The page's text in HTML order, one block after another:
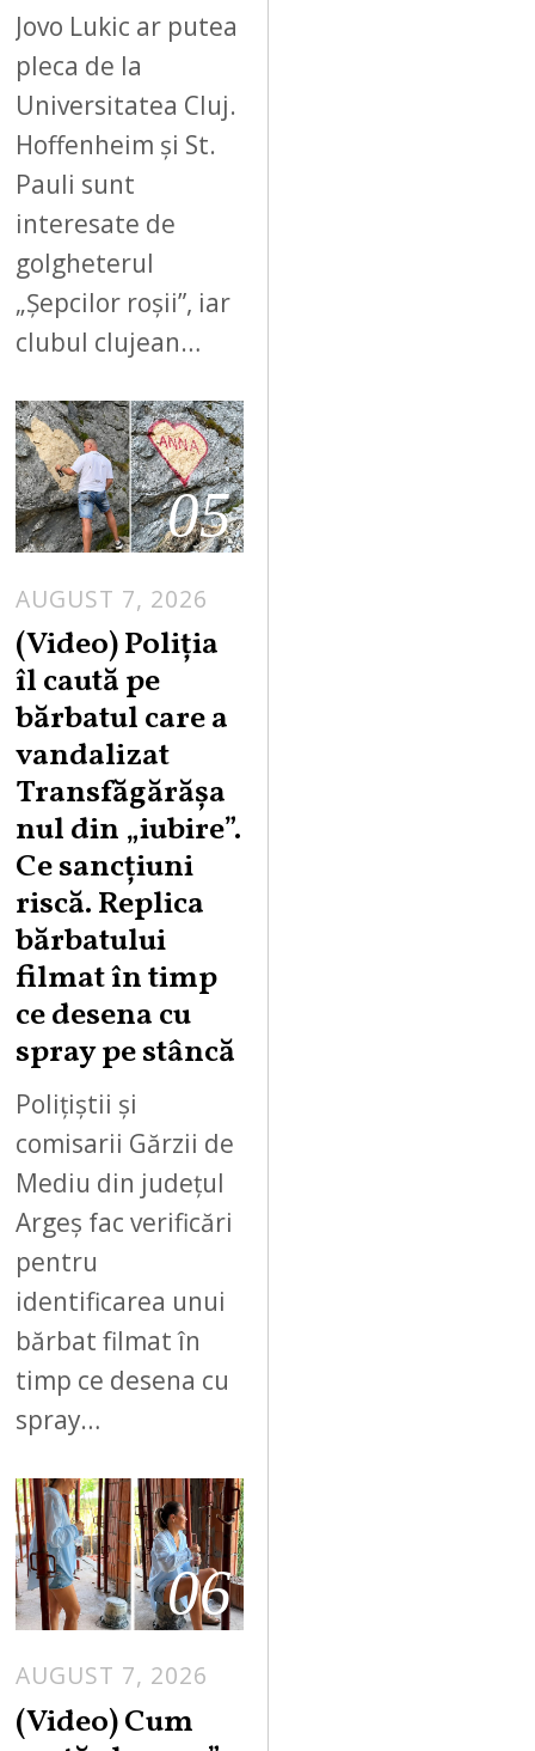
Jovo Lukic ar putea
pleca de la
Universitatea Cluj.
Hoffenheim și St.
Pauli sunt
interesate de
golgheterul
„Șepcilor roșii”, iar
clubul clujean…
05
AUGUST 7, 2026
U
G
S
7
,
(Video) Poliția
îl caută pe
bărbatul care a
vandalizat
Transfăgărășa
nul din „iubire”.
Ce sancțiuni
riscă. Replica
bărbatului
filmat în timp
ce desena cu
spray pe stâncă
Polițiștii și
comisarii Gărzii de
Mediu din județul
Argeș fac verificări
pentru
identificarea unui
bărbat filmat în
timp ce desena cu
spray…
06
AUGUST 7, 2026
(Video) Cum